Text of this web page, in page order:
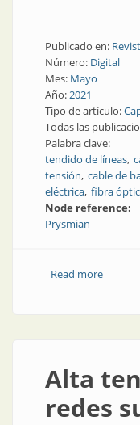
Publicado en:
Número: Digital
Mes: Mayo
Año:2021
Tipo de artículo:
Todas las
Palabra clave:
tendido de líneas
tensión cable de
eléctrica fibra
Node reference:
Prysmian
Read moreabout
Alta
redes